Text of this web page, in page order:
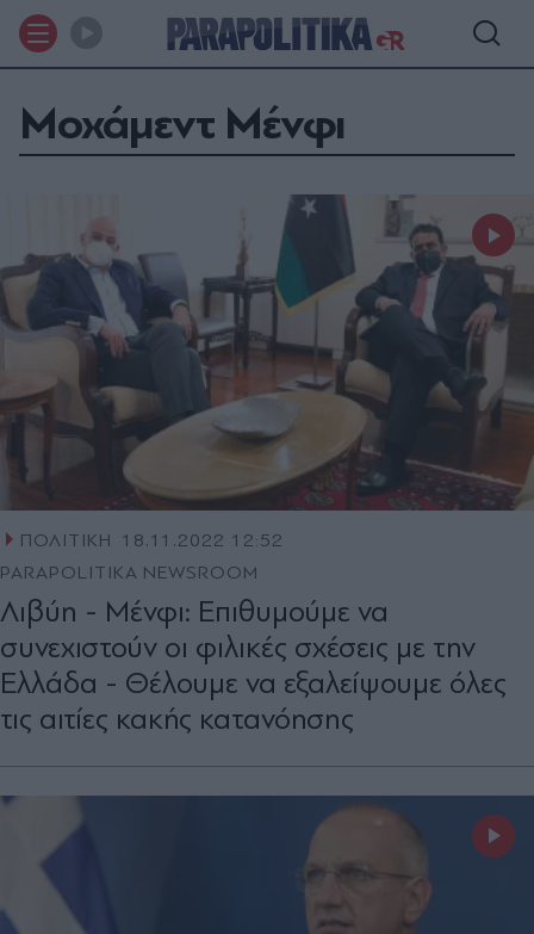
Μοχάμεντ Μένφι
ΠΟΛΙΤΙΚΗ
18.11.2022 12:52
PARAPOLITIKA NEWSROOM
Λιβύη - Μένφι: Επιθυμούμε να
συνεχιστούν οι φιλικές σχέσεις με την
Ελλάδα - Θέλουμε να εξαλείψουμε όλες
τις αιτίες κακής κατανόησης